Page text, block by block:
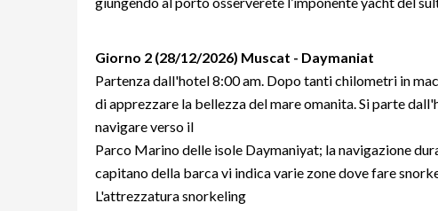
Giorno 2 (28/12/2026) Muscat - Daymaniat
Partenza dall'hotel 8:00 am. Dopo tanti chilometri in
di apprezzare la bellezza del mare omanita. Si parte
navigare verso il
Parco Marino delle isole Daymaniyat; la navigazione
capitano della barca vi indica varie zone dove fare
L'attrezzatura snorkeling